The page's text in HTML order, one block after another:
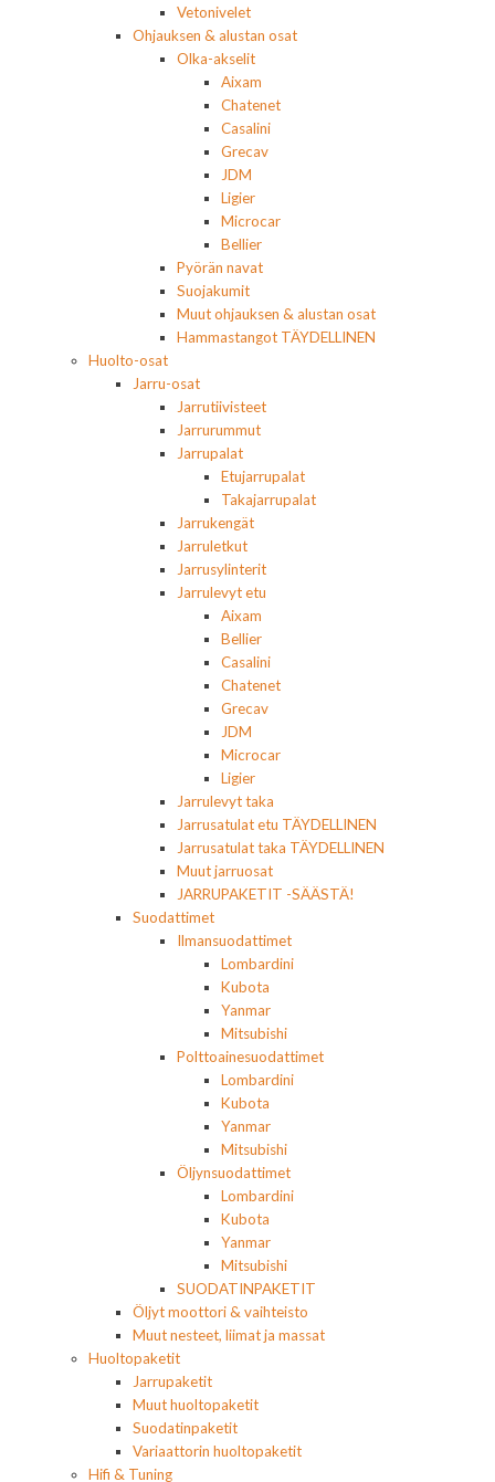
Vetonivelet
Ohjauksen & alustan osat
Olka-akselit
Aixam
Chatenet
Casalini
Grecav
JDM
Ligier
Microcar
Bellier
Pyörän navat
Suojakumit
Muut ohjauksen & alustan osat
Hammastangot TÄYDELLINEN
Huolto-osat
Jarru-osat
Jarrutiivisteet
Jarrurummut
Jarrupalat
Etujarrupalat
Takajarrupalat
Jarrukengät
Jarruletkut
Jarrusylinterit
Jarrulevyt etu
Aixam
Bellier
Casalini
Chatenet
Grecav
JDM
Microcar
Ligier
Jarrulevyt taka
Jarrusatulat etu TÄYDELLINEN
Jarrusatulat taka TÄYDELLINEN
Muut jarruosat
JARRUPAKETIT -SÄÄSTÄ!
Suodattimet
Ilmansuodattimet
Lombardini
Kubota
Yanmar
Mitsubishi
Polttoainesuodattimet
Lombardini
Kubota
Yanmar
Mitsubishi
Öljynsuodattimet
Lombardini
Kubota
Yanmar
Mitsubishi
SUODATINPAKETIT
Öljyt moottori & vaihteisto
Muut nesteet, liimat ja massat
Huoltopaketit
Jarrupaketit
Muut huoltopaketit
Suodatinpaketit
Variaattorin huoltopaketit
Hifi & Tuning